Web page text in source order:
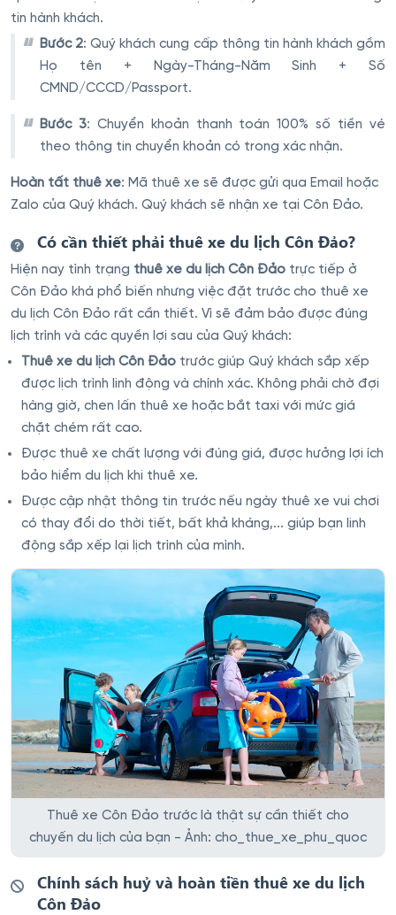
tin hành khách.
Bước 2: Quý khách cung cấp thông tin hành khách gồm
Họ tên + Ngày-Tháng-Năm Sinh + Số
CMND/CCCD/Passport.
Bước 3: Chuyển khoản thanh toán 100% số tiền vé
theo thông tin chuyển khoản có trong xác nhận.
Hoàn tất thuê xe: Mã thuê xe sẽ được gửi qua Email hoặc
Zalo của Quý khách. Quý khách sẽ nhận xe tại Côn Đảo.
Có cần thiết phải thuê xe du lịch Côn Đảo?
Hiện nay tình trạng thuê xe du lịch Côn Đảo trực tiếp ở
Côn Đảo khá phổ biến nhưng việc đặt trước cho thuê xe
du lịch Côn Đảo rất cần thiết. Vì sẽ đảm bảo được đúng
lịch trình và các quyền lợi sau của Quý khách:
Thuê xe du lịch Côn Đảo trước giúp Quý khách sắp xếp
được lịch trình linh động và chính xác. Không phải chờ đợi
hàng giờ, chen lấn thuê xe hoặc bắt taxi với mức giá
chặt chém rất cao.
Được thuê xe chất lượng với đúng giá, được hưởng lợi ích
bảo hiểm du lịch khi thuê xe.
Được cập nhật thông tin trước nếu ngày thuê xe vui chơi
có thay đổi do thời tiết, bất khả kháng,... giúp bạn linh
động sắp xếp lại lịch trình của mình.
Thuê xe Côn Đảo trước là thật sự cần thiết cho
chuyến du lịch của bạn - Ảnh: cho_thue_xe_phu_quoc
Chính sách huỷ và hoàn tiền thuê xe du lịch
Côn Đảo